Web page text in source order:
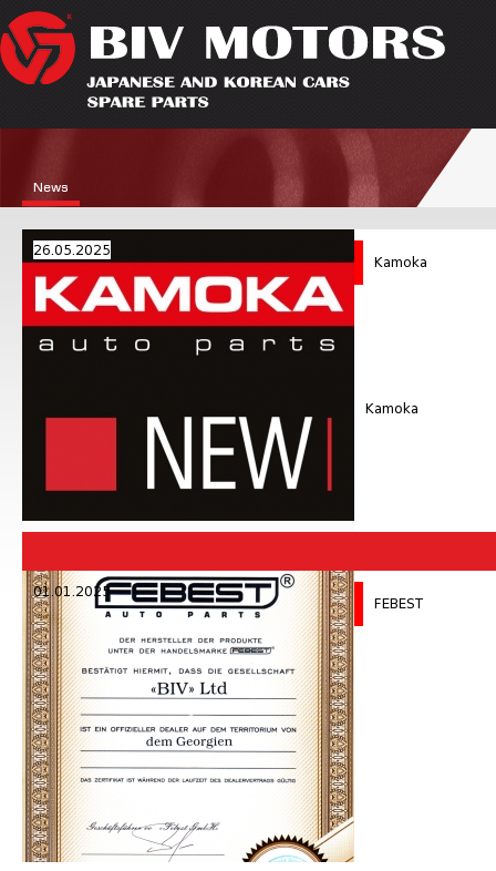
News
26.05.2025
Kamoka
Kamoka
01.01.2025
FEBEST